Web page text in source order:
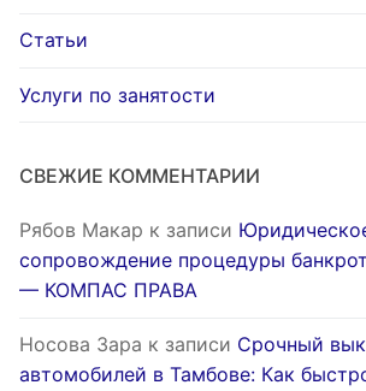
Статьи
Услуги по занятости
СВЕЖИЕ КОММЕНТАРИИ
Рябов Макар к записи
сопровождение процедуры
— КОМПАС ПРАВА
Носова Зара к записи Срочный
автомобилей в Тамбове: Как